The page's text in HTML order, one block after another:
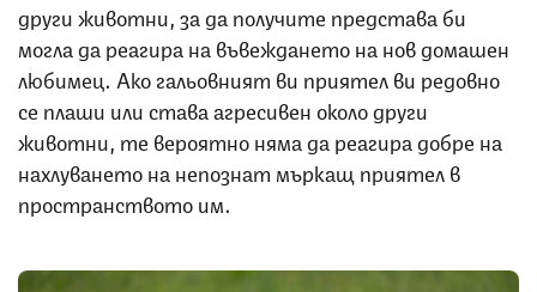
други животни, за да получите представа би
могла да реагира на въвеждането на нов домашен
любимец. Ако гальовният ви приятел ви редовно
се плаши или става агресивен около други
животни, те вероятно няма да реагира добре на
нахлуването на непознат мъркащ приятел в
пространството им.